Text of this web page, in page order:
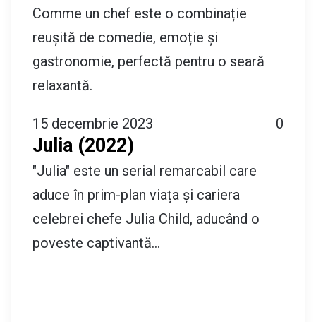
Comme un chef este o combinație
reușită de comedie, emoție și
gastronomie, perfectă pentru o seară
relaxantă.
15 decembrie 2023 0
Julia (2022)
"Julia" este un serial remarcabil care
aduce în prim-plan viața și cariera
celebrei chefe Julia Child, aducând o
poveste captivantă…